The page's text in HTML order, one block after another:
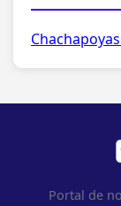
Portal de